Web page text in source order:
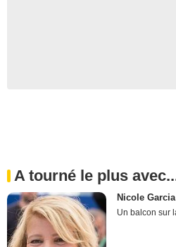
A tourné le plus
Nicole Garcia
Un balcon sur